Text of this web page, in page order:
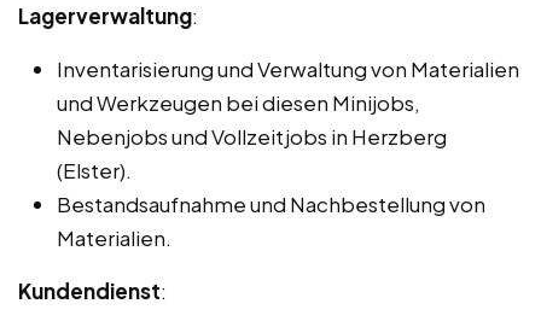
Lagerverwaltung:
Inventarisierung und Verwaltung von Materialien
und Werkzeugen bei diesen Minijobs,
Nebenjobs und Vollzeitjobs in Herzberg
(Elster).
Bestandsaufnahme und Nachbestellung von
Materialien.
Kundendienst: